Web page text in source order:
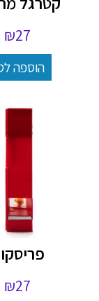
₪27
הוספה
₪27